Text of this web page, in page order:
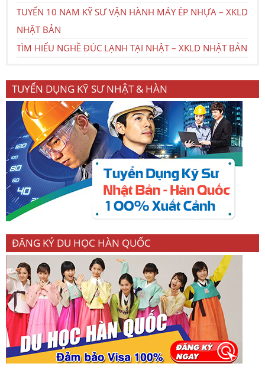
TUYỂN 10 NAM KỸ SƯ VẬN HÀNH MÁY ÉP NHỰA – XKLD
NHẬT BẢN
TÌM HIỂU NGHỀ ĐÚC LẠNH TẠI NHẬT – XKLD NHẬT BẢN
TUYỂN DỤNG KỸ SƯ NHẬT & HÀN
ĐĂNG KÝ DU HỌC HÀN QUỐC